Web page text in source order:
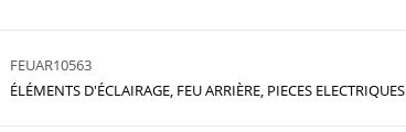
FEUAR10563
ÉLÉMENTS D'ÉCLAIRAGE, FEU ARRIÈRE, PIECES ELECTRIQUES